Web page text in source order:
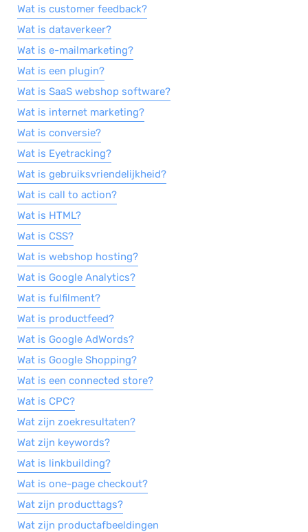
Wat is customer feedback?
Wat is dataverkeer?
Wat is e-mailmarketing?
Wat is een plugin?
Wat is SaaS webshop software?
Wat is internet marketing?
Wat is conversie?
Wat is Eyetracking?
Wat is gebruiksvriendelijkheid?
Wat is call to action?
Wat is HTML?
Wat is CSS?
Wat is webshop hosting?
Wat is Google Analytics?
Wat is fulfilment?
Wat is productfeed?
Wat is Google AdWords?
Wat is Google Shopping?
Wat is een connected store?
Wat is CPC?
Wat zijn zoekresultaten?
Wat zijn keywords?
Wat is linkbuilding?
Wat is one-page checkout?
Wat zijn producttags?
Wat zijn productafbeeldingen